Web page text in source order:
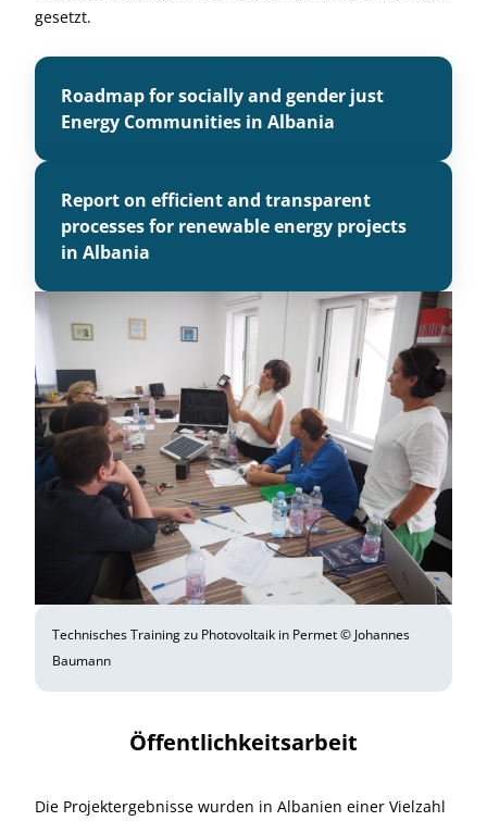
gesetzt.
Roadmap for socially and gender just
Energy Communities in Albania
Report on efficient and transparent
processes for renewable energy projects
in Albania
Technisches Training zu Photovoltaik in Permet © Johannes
Baumann
Öffentlichkeitsarbeit
Die Projektergebnisse wurden in Albanien einer Vielzahl